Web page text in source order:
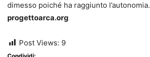
dimesso poiché ha raggiunto l’autonomia.
progettoarca.org
Post Views: 9